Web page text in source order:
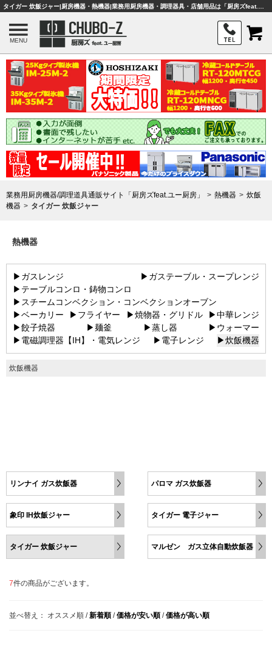
MENU
業務用厨房機器/調理道具通販サイト「厨房ズfeat.ユー厨房」 熱機器
炊飯
機器
タイガー 炊飯ジャー
熱機器
▶ガスレンジ
▶ガステーブル・スープレンジ
▶テーブルコンロ・鋳物コンロ
▶スチームコンベクション・コンベクションオーブン
▶ベーカリー
▶フライヤー ▶焼物器・グリドル
▶中華レンジ
▶餃子焼器
▶麺釜 ▶蒸し器
▶ウォーマー
▶電磁調理器【IH】・電気レンジ
▶電子レンジ ▶炊飯機器
炊飯機器
リンナイ ガス炊飯器 パロマ ガス炊飯器
象印 IH炊飯ジャー タイガー 電子ジャー
タイガー 炊飯ジャー マルゼン ガス立体自動炊飯器
7件の商品がございます。
並べ替え： オススメ順 /新着順 /価格が安い順 /価格が高い順